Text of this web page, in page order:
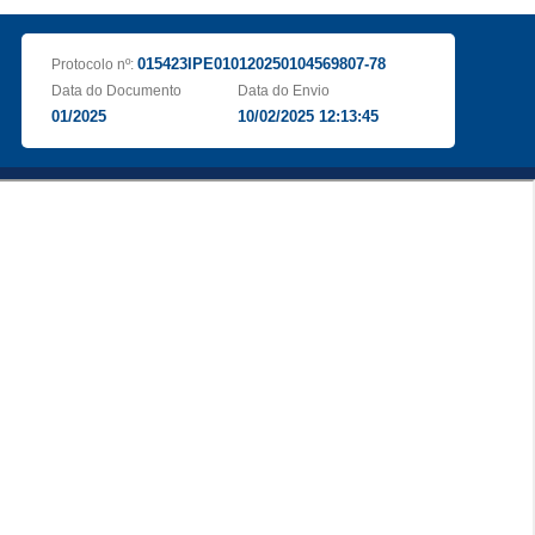
Protocolo nº: 015423IPE010120250104569807-78
Data do Documento
01/2025
Data do Envio
10/02/2025 12:13:45